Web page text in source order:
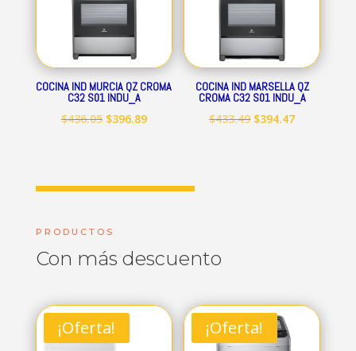
COCINA IND MURCIA QZ CROMA
C32 S01 INDU_A
$436.05 El
$396.89El
COCINA IND MARSELLA QZ
CROMA C32 S01 INDU_A
$433.49 El
$394.47El
PRODUCTOS
Con más descuento
¡Oferta! ¡Oferta!